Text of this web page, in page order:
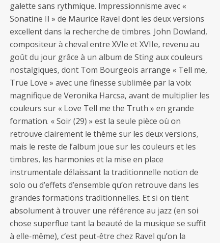
galette sans rythmique. Impressionnisme avec «
Sonatine II » de Maurice Ravel dont les deux versions
excellent dans la recherche de timbres. John Dowland,
compositeur à cheval entre XVIe et XVIIe, revenu au
goût du jour grâce à un album de Sting aux couleurs
nostalgiques, dont Tom Bourgeois arrange « Tell me,
True Love » avec une finesse sublimée par la voix
magnifique de Veronika Harcsa, avant de multiplier les
couleurs sur « Love Tell me the Truth » en grande
formation. « Soir (29) » est la seule pièce où on
retrouve clairement le thème sur les deux versions,
mais le reste de l’album joue sur les couleurs et les
timbres, les harmonies et la mise en place
instrumentale délaissant la traditionnelle notion de
solo ou d’effets d’ensemble qu’on retrouve dans les
grandes formations traditionnelles. Et si on tient
absolument à trouver une référence au jazz (en soi
chose superflue tant la beauté de la musique se suffit
à elle-même), c’est peut-être chez Ravel qu’on la